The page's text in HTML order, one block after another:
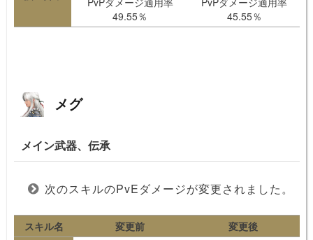
49.55％
45.55％
メグ
メイン武器、伝承
次のスキルのPvEダメージが変更されました。
スキル名 変更前 変更後